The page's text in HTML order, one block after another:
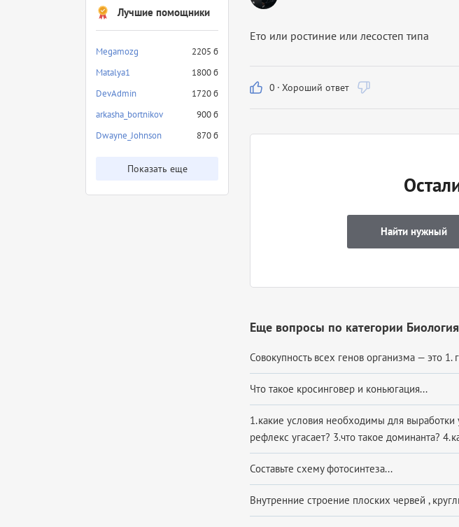
Лучшие помощники
Megamozg
2205 б
Matalya1
1800 б
DevAdmin
1720 б
arkasha_bortnikov
900 б
Dwayne_Johnson
870 б
Показать еще
Ето или ростиние или лесостеп типа
0 · Хороший ответ
Найти нужный
Еще вопросы по категории Биология
Совокупность всех генов организма — это
Что такое кросинговер и коньюгация...
1.какие условия необходимы для выработки
рефлекс угасает? 3.что такое доминанта?
Составьте схему фотосинтеза...
Внутренние строение плоских червей ,